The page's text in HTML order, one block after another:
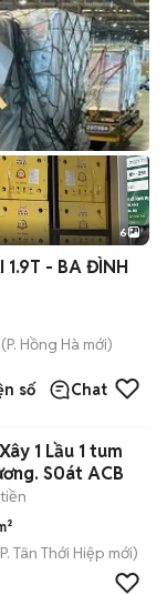
+2
6
1.9T - BA ĐÌNH
(P. Hồng Hà mới)
số Chat
1 Lầu 1 tum
S0át ACB
P. Tân Thới Hiệp mới)